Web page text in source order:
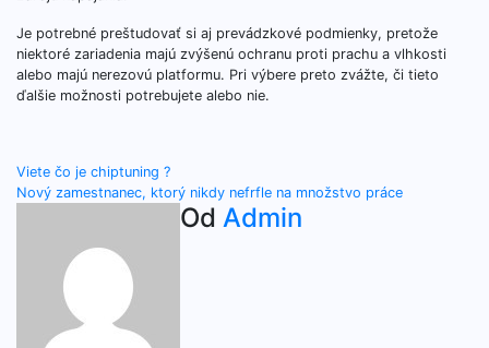
Je potrebné preštudovať si aj prevádzkové podmienky, pretože
niektoré zariadenia majú zvýšenú ochranu proti prachu a vlhkosti
alebo majú nerezovú platformu. Pri výbere preto zvážte, či tieto
ďalšie možnosti potrebujete alebo nie.
Navigácia
článku
Viete čo je chiptuning ?
Nový zamestnanec, ktorý nikdy nefrfle na množstvo práce
Od Admin